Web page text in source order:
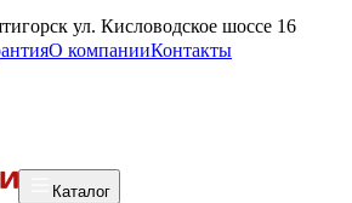
ул. Кисловодское шоссе 16
О компанииКонтакты
Каталог